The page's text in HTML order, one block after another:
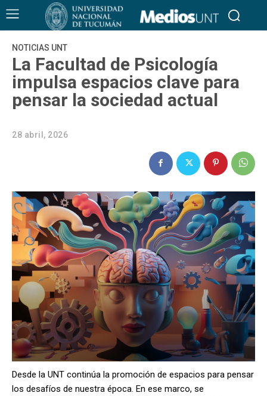
NOTICIAS UNT
La Facultad de Psicología
impulsa espacios clave para
pensar la sociedad actual
28 abril, 2026
Desde la UNT continúa la promoción de espacios para pensar
los desafíos de nuestra época. En ese marco, se